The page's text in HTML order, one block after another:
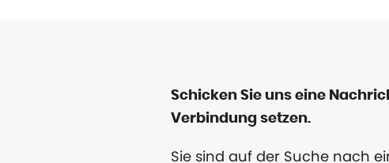
Schicken Sie uns eine
Verbindung setzen.
Sie sind auf der Suche nach